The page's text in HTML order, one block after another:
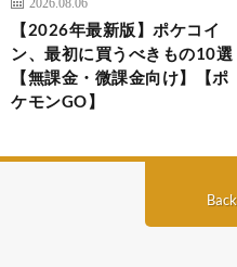
2026.08.06
【2026年最新版】ポケコイ
ン、最初に買うべきもの10選
【無課金・微課金向け】【ポ
ケモンGO】